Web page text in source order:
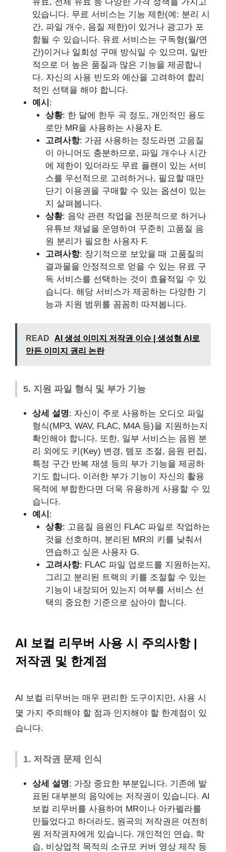
있습니다. 무료 서비스는 기능 제한(예: 분리 시
간, 파일 개수, 음질 제한)이 있거나 광고가 포
함될 수 있습니다. 유료 서비스는 구독형(월/연
간)이거나 일회성 구매 방식일 수 있으며, 일반
적으로 더 높은 품질과 많은 기능을 제공합니
다. 자신의 사용 빈도와 예산을 고려하여 합리
적인 선택을 해야 합니다.
예시 :
상황: 한 달에 한두 곡 정도, 개인적인 용도
로만 MR을 사용하는 사용자 E.
고려사항: 가끔 사용하는 정도라면 고음질
이 아니어도 충분하므로, 파일 개수나 시간
에 제한이 있더라도 무료 플랜이 있는 서비
스를 우선적으로 고려하거나, 필요할 때만
단기 이용권을 구매할 수 있는 옵션이 있는
지 살펴봅니다.
상황: 음악 관련 작업을 전문적으로 하거나
유튜브 채널을 운영하여 꾸준히 고품질 음
원 분리가 필요한 사용자 F.
고려사항: 장기적으로 보았을 때 고품질의
결과물을 안정적으로 얻을 수 있는 유료 구
독 서비스를 선택하는 것이 효율적일 수 있
습니다. 해당 서비스가 제공하는 다양한 기
능과 지원 범위를 꼼꼼히 따져봅니다.
READ
AI 생성 이미지 저작권 이슈 | 생성형 AI로
만든 이미지 권리 논란
5. 지원 파일 형식 및 부가 기능
상세 설명: 자신이 주로 사용하는 오디오 파일
형식(MP3, WAV, FLAC, M4A 등)을 지원하는지
확인해야 합니다. 또한, 일부 서비스는 음원 분
리 외에도 키(Key) 변경, 템포 조절, 음원 편집,
특정 구간 반복 재생 등의 부가 기능을 제공하
기도 합니다. 이러한 부가 기능이 자신의 활용
목적에 부합한다면 더욱 유용하게 사용할 수 있
습니다.
예시 :
상황: 고음질 음원인 FLAC 파일로 작업하는
것을 선호하며, 분리된 MR의 키를 낮춰서
연습하고 싶은 사용자 G.
고려사항: FLAC 파일 업로드를 지원하는지,
그리고 분리된 트랙의 키를 조절할 수 있는
기능이 내장되어 있는지 여부를 서비스 선
택의 중요한 기준으로 삼아야 합니다.
AI 보컬 리무버 사용 시 주의사항 |
저작권 및 한계점
AI 보컬 리무버는 매우 편리한 도구이지만, 사용 시
몇 가지 주의해야 할 점과 인지해야 할 한계점이 있
습니다.
1. 저작권 문제 인식
상세 설명: 가장 중요한 부분입니다. 기존에 발
표된 대부분의 음악에는 저작권이 있습니다. AI
보컬 리무버를 사용하여 MR이나 아카펠라를
만들었다고 하더라도, 원곡의 저작권은 여전히
원 저작권자에게 있습니다. 개인적인 연습, 학
습, 비상업적 목적의 소규모 커버 영상 제작 등